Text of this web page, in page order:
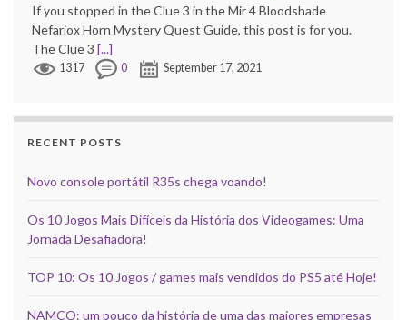
If you stopped in the Clue 3 in the Mir 4 Bloodshade
Nefariox Horn Mystery Quest Guide, this post is for you.
The Clue 3 [...]
1317 0 September 17, 2021
RECENT POSTS
Novo console portátil R35s chega voando!
Os 10 Jogos Mais Difíceis da História dos Videogames: Uma
Jornada Desafiadora!
TOP 10: Os 10 Jogos / games mais vendidos do PS5 até Hoje!
NAMCO: um pouco da história de uma das maiores empresas